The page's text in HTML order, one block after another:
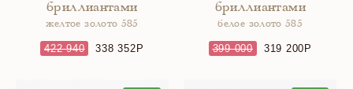
бриллиантами
желтое золото 585
422 940 338 352
бриллиантами
белое золото 585
399 000 319 200